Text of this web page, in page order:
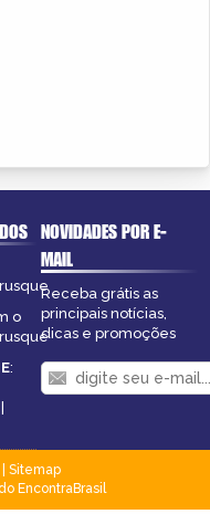
o
:
|
NOVIDADES POR E-
MAIL
Receba grátis as
principais notícias,
dicas e promoções
Sitemap
EncontraBrasil